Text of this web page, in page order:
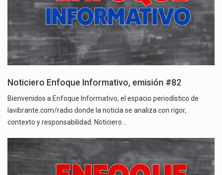
Noticiero Enfoque Informativo, emisión #82
Bienvenidos a Enfoque Informativo, el espacio periodístico de
lavibrante.com/radio donde la noticia se analiza con rigor,
contexto y responsabilidad. Noticiero…